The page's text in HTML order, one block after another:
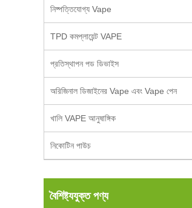
নিষ্পত্তিযোগ্য Vape
TPD কমপ্লায়েন্ট VAPE
প্রতিস্থাপন পড ডিভাইস
অরিজিনাল ডিজাইনের Vape এবং Vape পেন
খালি VAPE আনুষাঙ্গিক
নিকোটিন পাউচ
বৈশিষ্ট্যযুক্ত পণ্য